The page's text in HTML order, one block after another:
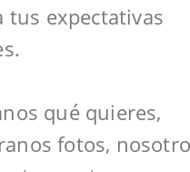
tus expectativas
qué quieres,
fotos,